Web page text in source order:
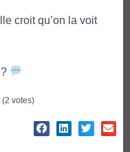
croit qu’on la voit
(2 votes)